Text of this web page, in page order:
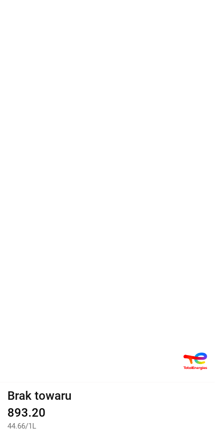
Brak towaru
893.20
44.66/1L